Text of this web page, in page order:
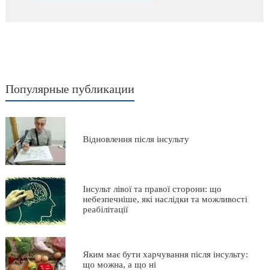
Популярные публикации
Відновлення після інсульту
Інсульт лівої та правої сторони: що
небезпечніше, які наслідки та можливості
реабілітації
Яким має бути харчування після інсульту:
що можна, а що ні